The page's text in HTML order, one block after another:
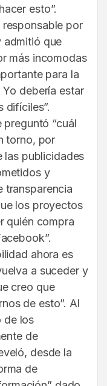
esto”.
por
admitió que
más incomodas
para la
debería estar
difíciles”.
preguntó “cuál
torno, por
las publicidades
y
transparencia
los proyectos
quién compra
ahora es
a suceder y
creo que
de esto”. Al
de los
de
desde la
de